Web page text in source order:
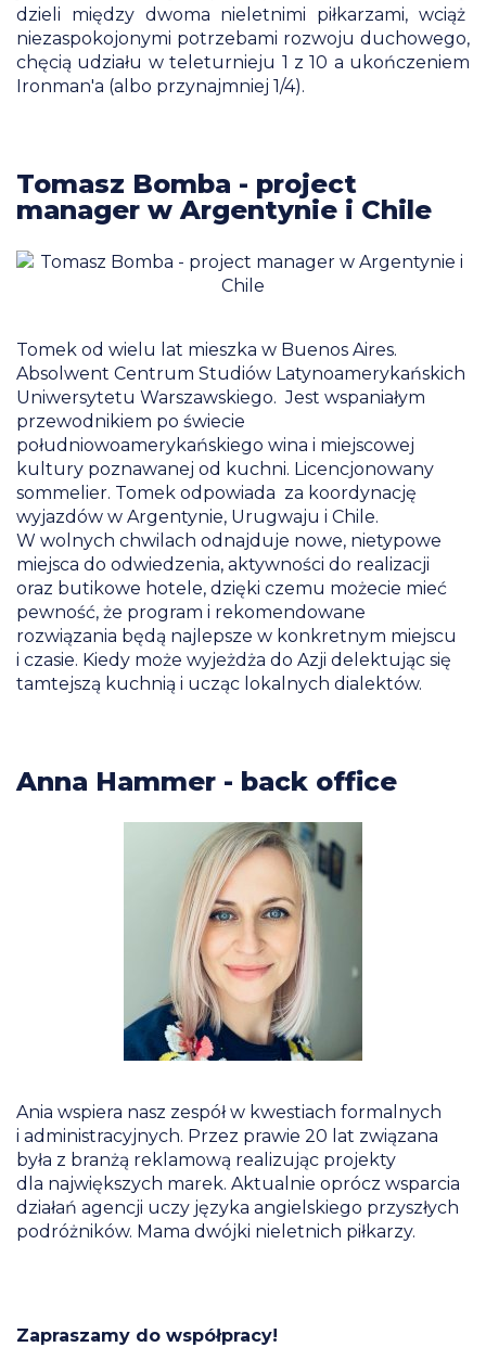
dzieli między dwoma nieletnimi piłkarzami, wciąż
niezaspokojonymi potrzebami rozwoju duchowego,
chęcią udziału w teleturnieju 1 z 10 a ukończeniem
Ironman'a (albo przynajmniej 1/4).
Tomasz Bomba - project
manager w Argentynie i Chile
Tomek od wielu lat mieszka w Buenos Aires.
Absolwent Centrum Studiów Latynoamerykańskich
Uniwersytetu Warszawskiego. Jest wspaniałym
przewodnikiem po świecie
południowoamerykańskiego wina i miejscowej
kultury poznawanej od kuchni. Licencjonowany
sommelier. Tomek odpowiada za koordynację
wyjazdów w Argentynie, Urugwaju i Chile.
W wolnych chwilach odnajduje nowe, nietypowe
miejsca do odwiedzenia, aktywności do realizacji
oraz butikowe hotele, dzięki czemu możecie mieć
pewność, że program i rekomendowane
rozwiązania będą najlepsze w konkretnym miejscu
i czasie. Kiedy może wyjeżdża do Azji delektując się
tamtejszą kuchnią i ucząc lokalnych dialektów.
Anna Hammer - back office
Ania wspiera nasz zespół w kwestiach formalnych
i administracyjnych. Przez prawie 20 lat związana
była z branżą reklamową realizując projekty
dla największych marek. Aktualnie oprócz wsparcia
działań agencji uczy języka angielskiego przyszłych
podróżników. Mama dwójki nieletnich piłkarzy.
Zapraszamy do współpracy!